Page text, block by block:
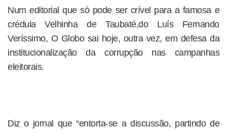
Num editorial que só pode ser crível para a famosa e
crédula Velhinha de Taubaté,do Luís Fernando
Veríssimo, O Globo sai hoje, outra vez, em defesa da
institucionalização da corrupção nas campanhas
eleitorais.
Diz o jornal que “entorta-se a discussão, partindo de